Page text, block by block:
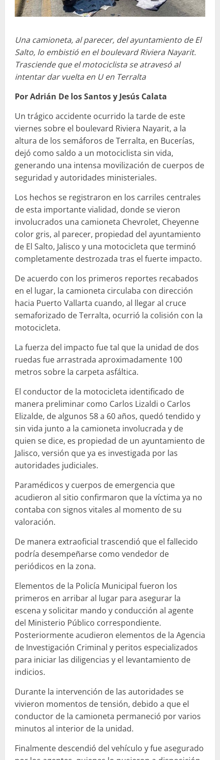
Una camioneta, al parecer, del ayuntamiento de El
Salto, lo embistió en el boulevard Riviera Nayarit.
Trasciende que el motociclista se atravesó al
intentar dar vuelta en U en Terralta
Por Adrián De los Santos y Jesús Calata
Un trágico accidente ocurrido la tarde de este
viernes sobre el boulevard Riviera Nayarit, a la
altura de los semáforos de Terralta, en Bucerías,
dejó como saldo a un motociclista sin vida,
generando una intensa movilización de cuerpos de
seguridad y autoridades ministeriales.
Los hechos se registraron en los carriles centrales
de esta importante vialidad, donde se vieron
involucrados una camioneta Chevrolet, Cheyenne
color gris, al parecer, propiedad del ayuntamiento
de El Salto, Jalisco y una motocicleta que terminó
completamente destrozada tras el fuerte impacto.
De acuerdo con los primeros reportes recabados
en el lugar, la camioneta circulaba con dirección
hacia Puerto Vallarta cuando, al llegar al cruce
semaforizado de Terralta, ocurrió la colisión con la
motocicleta.
La fuerza del impacto fue tal que la unidad de dos
ruedas fue arrastrada aproximadamente 100
metros sobre la carpeta asfáltica.
El conductor de la motocicleta identificado de
manera preliminar como Carlos Lizaldi o Carlos
Elizalde, de algunos 58 a 60 años, quedó tendido y
sin vida junto a la camioneta involucrada y de
quien se dice, es propiedad de un ayuntamiento de
Jalisco, versión que ya es investigada por las
autoridades judiciales.
Paramédicos y cuerpos de emergencia que
acudieron al sitio confirmaron que la víctima ya no
contaba con signos vitales al momento de su
valoración.
De manera extraoficial trascendió que el fallecido
podría desempeñarse como vendedor de
periódicos en la zona.
Elementos de la Policía Municipal fueron los
primeros en arribar al lugar para asegurar la
escena y solicitar mando y conducción al agente
del Ministerio Público correspondiente.
Posteriormente acudieron elementos de la Agencia
de Investigación Criminal y peritos especializados
para iniciar las diligencias y el levantamiento de
indicios.
Durante la intervención de las autoridades se
vivieron momentos de tensión, debido a que el
conductor de la camioneta permaneció por varios
minutos al interior de la unidad.
Finalmente descendió del vehículo y fue asegurado